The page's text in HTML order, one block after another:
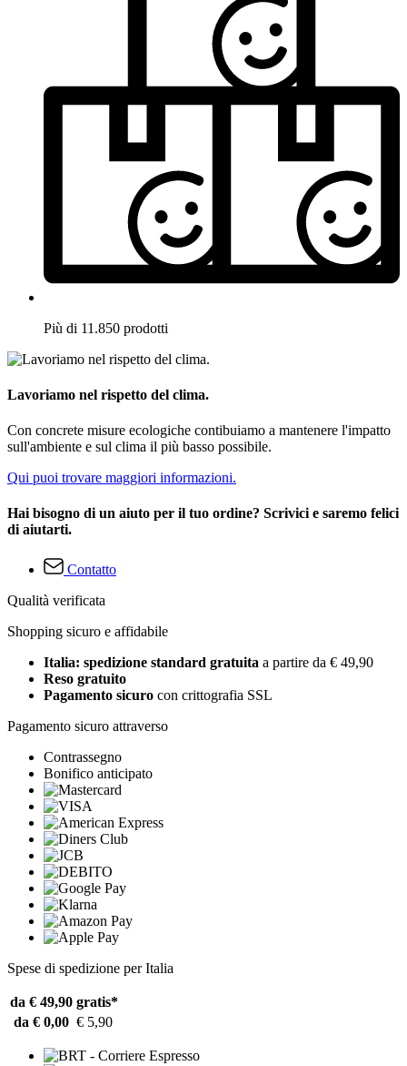
Più di 11.850 prodotti
Lavoriamo nel rispetto del clima.
Con concrete misure ecologiche contibuiamo a mantenere l'impatto
sull'ambiente e sul clima il più basso possibile.
Qui puoi trovare maggiori informazioni.
Hai bisogno di un aiuto per il tuo ordine? Scrivici e saremo felici
di aiutarti.
Contatto
Qualità verificata
Shopping sicuro e affidabile
Italia: spedizione standard gratuita a partire da € 49,90
Reso gratuito
Pagamento sicuro con crittografia SSL
Pagamento sicuro attraverso
Contrassegno
Bonifico anticipato
Spese di spedizione per Italia
da € 49,90 gratis*
da € 0,00 € 5,90